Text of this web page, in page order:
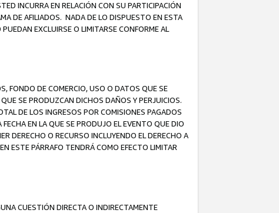
INCURRA EN RELACIÓN CON SU PARTICIPACIÓN
DE AFILIADOS. NADA DE LO DISPUESTO EN ESTA
EXCLUIRSE O LIMITARSE CONFORME AL
FONDO DE COMERCIO, USO O DATOS QUE SE
SE PRODUZCAN DICHOS DAÑOS Y PERJUICIOS.
DE LOS INGRESOS POR COMISIONES PAGADOS
EN LA QUE SE PRODUJO EL EVENTO QUE DIO
DERECHO O RECURSO INCLUYENDO EL DERECHO A
ESTE PÁRRAFO TENDRÁ COMO EFECTO LIMITAR
CUESTIÓN DIRECTA O INDIRECTAMENTE